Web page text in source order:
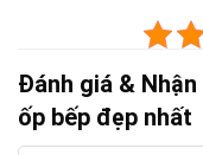
Đánh giá &
ốp bếp đẹp nhất